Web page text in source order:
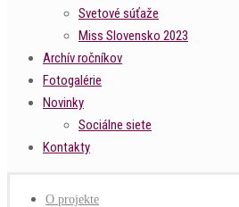
Svetové súťaže
Miss Slovensko 2023
Archív ročníkov
Fotogalérie
Novinky
Sociálne siete
Kontakty
O projekte